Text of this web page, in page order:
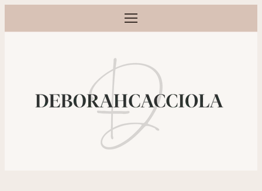
Ouvrir le menu
Photographe grossesse, naissance, bébé et famille à Orléans